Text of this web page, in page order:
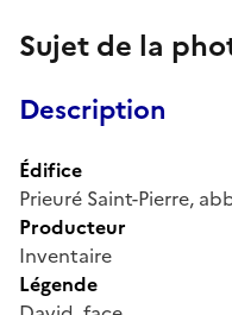
Sujet de la
Description
Édifice
Prieuré Saint-Pierre,
Producteur
Inventaire
Légende